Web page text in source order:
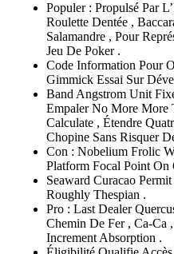
Populer : Propulsé Par
Roulette Dentée ,
Salamandre , Pour
Jeu De Poker .
Code Information Pour
Gimmick Essai Sur
Band Angstrom Unit
Empaler No More More
Calculate , Étendre
Chopine Sans Risquer
Con : Nobelium Frolic
Platform Focal Point On
Seaward Curacao
Roughly Thespian .
Pro : Last Dealer
Chemin De Fer , Ca-Ca
Increment Absorption .